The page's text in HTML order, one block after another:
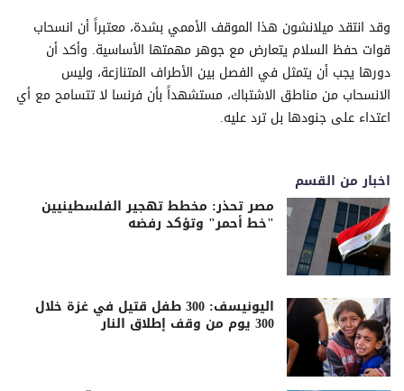
وقد انتقد ميلانشون هذا الموقف الأممي بشدة، معتبراً أن انسحاب
قوات حفظ السلام يتعارض مع جوهر مهمتها الأساسية. وأكد أن
دورها يجب أن يتمثل في الفصل بين الأطراف المتنازعة، وليس
الانسحاب من مناطق الاشتباك، مستشهداً بأن فرنسا لا تتسامح مع أي
اعتداء على جنودها بل ترد عليه.
اخبار من القسم
مصر تحذر: مخطط تهجير الفلسطينيين
"خط أحمر" وتؤكد رفضه
اليونيسف: 300 طفل قتيل في غزة خلال
300 يوم من وقف إطلاق النار